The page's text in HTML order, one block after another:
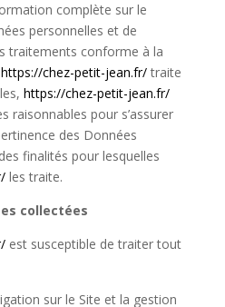
complète sur le
personnelles et de
traitements conforme à la
https://chez-petit-jean.fr/traite
https://chez-petit-jean.fr/
raisonnables pour s’assurer
des Données
finalités pour lesquelles
les traite.
collectées
est susceptible de traiter tout
sur le Site et la gestion